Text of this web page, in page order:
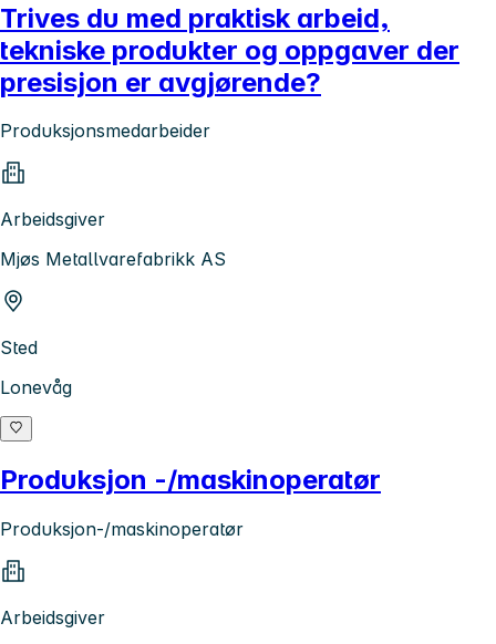
Trives du med praktisk arbeid,
tekniske produkter og oppgaver der
presisjon er avgjørende?
Produksjonsmedarbeider
Arbeidsgiver
Mjøs Metallvarefabrikk AS
Sted
Lonevåg
Produksjon -/maskinoperatør
Produksjon-/maskinoperatør
Arbeidsgiver